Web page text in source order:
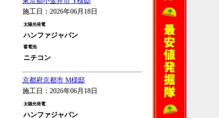
施工日：2026年06月18日
太陽光発電
ハンファジャパン
蓄電池
ニチコン
京都府京都市 M様邸
施工日：2026年06月18日
太陽光発電
ハンファジャパン